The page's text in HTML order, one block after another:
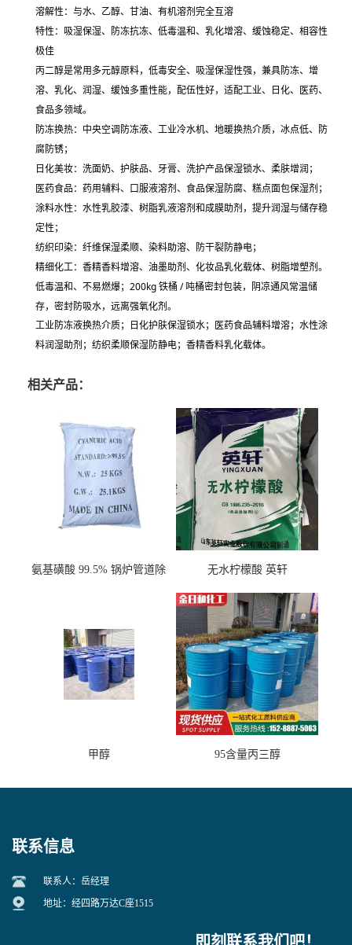
溶解性：与水、乙醇、甘油、有机溶剂完全互溶
特性： 吸湿保湿、防冻抗冻、低毒温和、乳化增溶、缓蚀稳定、相容性
极佳
丙二醇是常用多元醇原料，低毒安全、吸湿保湿性强，兼具防冻、增
溶、乳化、润湿、缓蚀多重性能，配伍性好，适配工业、日化、医药、
食品多领域。
防冻换热：中央空调防冻液、工业冷水机、地暖换热介质，冰点低、防
腐防锈；
日化美妆：洗面奶、护肤品、牙膏、洗护产品保湿锁水、柔肤增润；
医药食品：药用辅料、口服液溶剂、食品保湿防腐、糕点面包保湿剂；
涂料水性：水性乳胶漆、树脂乳液溶剂和成膜助剂，提升润湿与储存稳
定性；
纺织印染：纤维保湿柔顺、染料助溶、防干裂防静电；
精细化工：香精香料增溶、油墨助剂、化妆品乳化载体、树脂增塑剂。
低毒温和、不易燃爆；200kg 铁桶 / 吨桶密封包装，阴凉通风常温储
存，密封防吸水，远离强氧化剂。
工业防冻液换热介质；日化护肤保湿锁水；医药食品辅料增溶；水性涂
料润湿助剂；纺织柔顺保湿防静电；香精香料乳化载体。
相关产品：
氨基磺酸 99.5% 锅炉管道除
无水柠檬酸 英轩
甲醇 95含量丙三醇
联系信息
联系人：岳经理
地址：经四路万达C座1515